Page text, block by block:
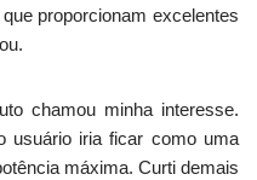
proporcionam excelentes
chamou minha interesse.
usuário iria ficar como uma
máxima. Curti demais